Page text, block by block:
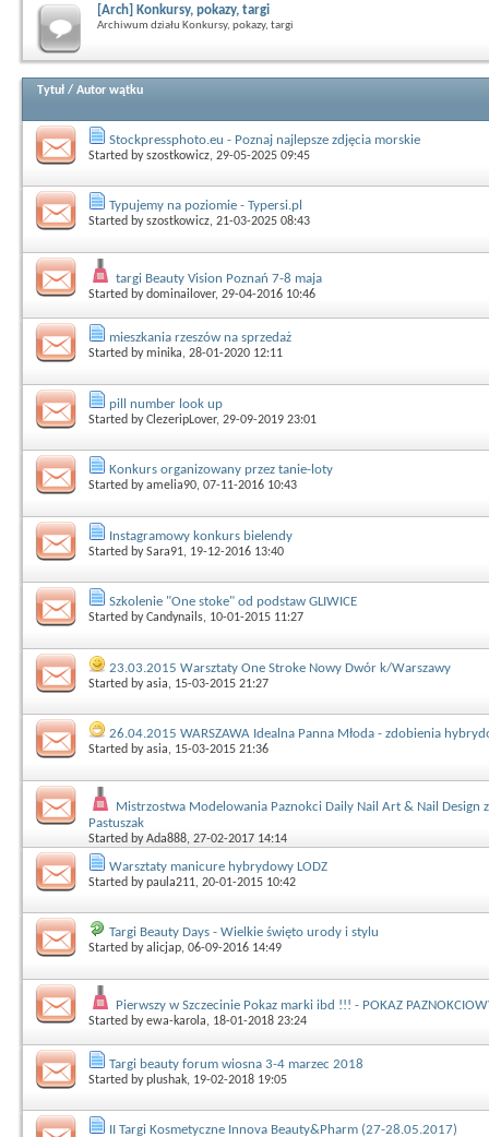
[Arch] Konkursy, pokazy, targi
Archiwum działu Konkursy, pokazy, targi
Tytuł / Autor wątku
Stockpressphoto.eu - Poznaj najlepsze zdjęcia morskie
Started byszostkowicz, 29-05-2025 09:45
Typujemy na poziomie - Typersi.pl
Started byszostkowicz, 21-03-2025 08:43
targi Beauty Vision Poznań 7-8 maja
Started bydominailover, 29-04-2016 10:46
mieszkania rzeszów na sprzedaż
Started byminika, 28-01-2020 12:11
pill number look up
Started byClezeripLover, 29-09-2019 23:01
Konkurs organizowany przez tanie-loty
Started byamelia90, 07-11-2016 10:43
Instagramowy konkurs bielendy
Started bySara91, 19-12-2016 13:40
Szkolenie "One stoke" od podstaw GLIWICE
Started byCandynails, 10-01-2015 11:27
23.03.2015 Warsztaty One Stroke Nowy Dwór k/Warszawy
Started byasia, 15-03-2015 21:27
26.04.2015 WARSZAWA Idealna Panna Młoda - zdobienia
Started byasia, 15-03-2015 21:36
Mistrzostwa Modelowania Paznokci Daily Nail Art & Nail Design
Pastuszak
Started byAda888, 27-02-2017 14:14
Warsztaty manicure hybrydowy LODZ
Started bypaula211, 20-01-2015 10:42
Targi Beauty Days - Wielkie święto urody i stylu
Started byalicjap, 06-09-2016 14:49
Pierwszy w Szczecinie Pokaz marki ibd !!! - POKAZ
Started byewa-karola, 18-01-2018 23:24
Targi beauty forum wiosna 3-4 marzec 2018
Started byplushak, 19-02-2018 19:05
II Targi Kosmetyczne Innova Beauty&Pharm (27-28.05.2017)